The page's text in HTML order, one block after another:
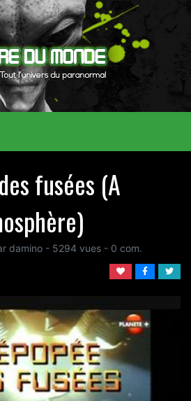
fusées (A
damino - 5294 vues - 0 com.